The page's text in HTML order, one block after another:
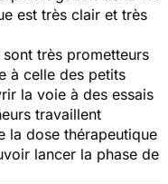
est très clair et très
très prometteurs
à celle des petits
la voie à des essais
travaillent
la dose thérapeutique
lancer la phase de